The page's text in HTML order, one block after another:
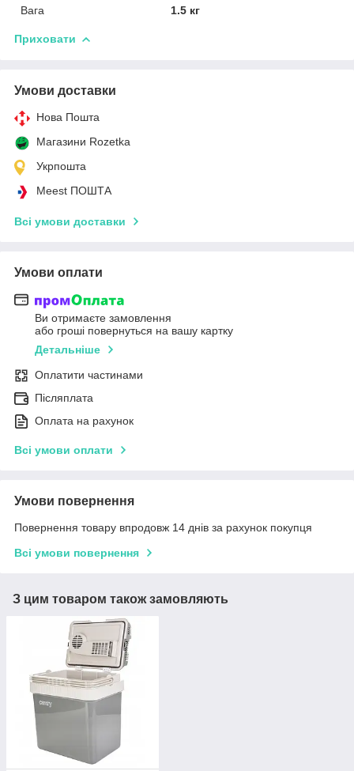
Вага
1.5 кг
Приховати
Умови доставки
Нова Пошта
Магазини Rozetka
Укрпошта
Meest ПОШТА
Всі умови доставки
Умови оплати
Ви отримаєте замовлення
або гроші повернуться на вашу картку
Детальніше
Оплатити частинами
Післяплата
Оплата на рахунок
Всі умови оплати
Умови повернення
Повернення товару впродовж 14 днів за рахунок покупця
Всі умови повернення
З цим товаром також замовляють